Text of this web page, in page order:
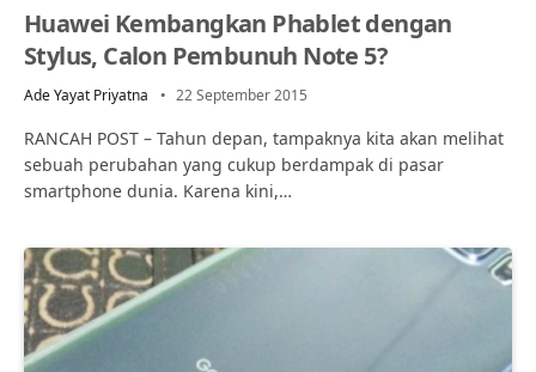
Huawei Kembangkan Phablet dengan
Stylus, Calon Pembunuh Note 5?
Ade Yayat Priyatna 22 September 2015
RANCAH POST – Tahun depan, tampaknya kita akan melihat
sebuah perubahan yang cukup berdampak di pasar
smartphone dunia. Karena kini,…